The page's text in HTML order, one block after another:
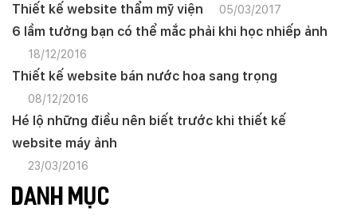
Thiết kế website thẩm mỹ viện 05/03/2017
6 lầm tưởng bạn có thể mắc phải khi học nhiếp ảnh
18/12/2016
Thiết kế website bán nước hoa sang trọng
08/12/2016
Hé lộ những điều nên biết trước khi thiết kế
website máy ảnh
23/03/2016
DANH MỤC